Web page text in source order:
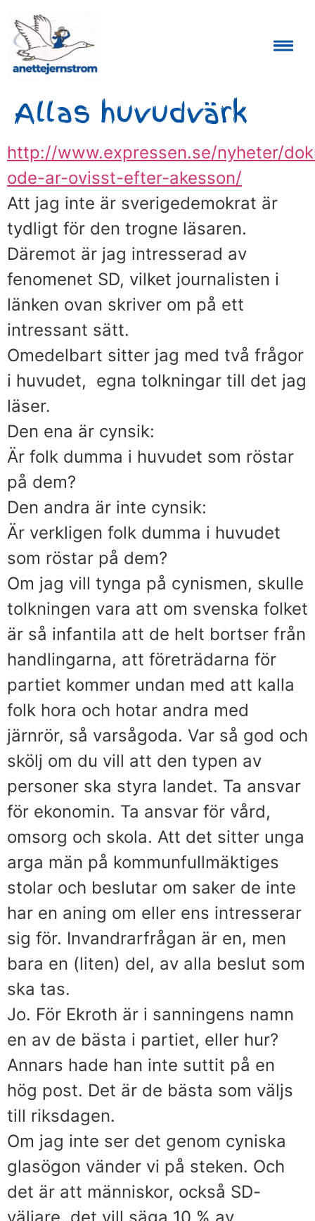
Allas huvudvärk
http://www.expressen.se/nyheter/
ode-ar-ovisst-efter-akesson/
Att jag inte är sverigedemokrat är
tydligt för den trogne läsaren.
Däremot är jag intresserad av
fenomenet SD, vilket journalisten i
länken ovan skriver om på ett
intressant sätt.
Omedelbart sitter jag med två frågor
i huvudet, egna tolkningar till det jag
läser.
Den ena är cynsik:
Är folk dumma i huvudet som röstar
på dem?
Den andra är inte cynsik:
Är verkligen folk dumma i huvudet
som röstar på dem?
Om jag vill tynga på cynismen, skulle
tolkningen vara att om svenska folket
är så infantila att de helt bortser från
handlingarna, att företrädarna för
partiet kommer undan med att kalla
folk hora och hotar andra med
järnrör, så varsågoda. Var så god och
skölj om du vill att den typen av
personer ska styra landet. Ta ansvar
för ekonomin. Ta ansvar för vård,
omsorg och skola. Att det sitter unga
arga män på kommunfullmäktiges
stolar och beslutar om saker de inte
har en aning om eller ens intresserar
sig för. Invandrarfrågan är en, men
bara en (liten) del, av alla beslut som
ska tas.
Jo. För Ekroth är i sanningens namn
en av de bästa i partiet, eller hur?
Annars hade han inte suttit på en
hög post. Det är de bästa som väljs
till riksdagen.
Om jag inte ser det genom cyniska
glasögon vänder vi på steken. Och
det är att människor, också SD-
väljare, det vill säga 10 % av